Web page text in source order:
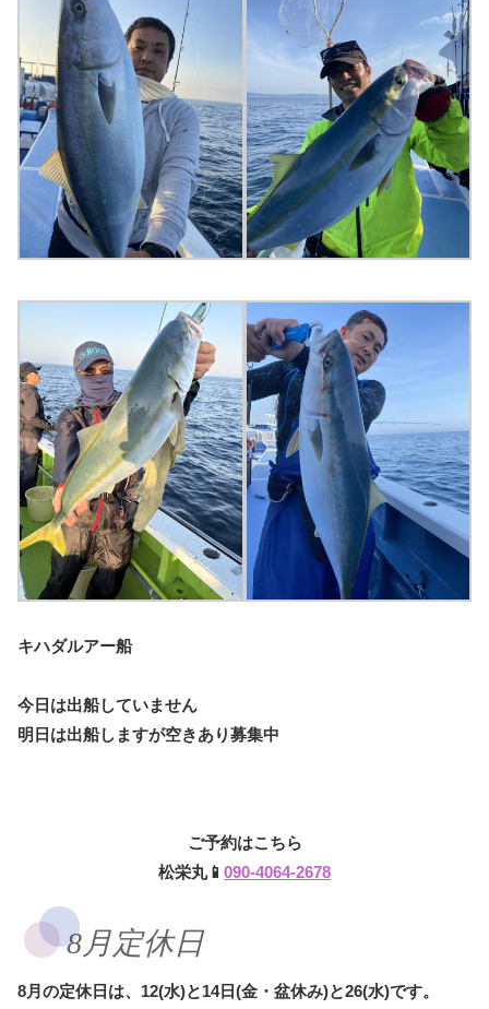
キハダルアー船
今日は出船していません
明日は出船しますが空きあり募集中
ご予約はこちら
松栄丸📱 090-4064-2678
8月定休日
8月の定休日は、12(水)と14日(金・盆休み)と26(水)です。